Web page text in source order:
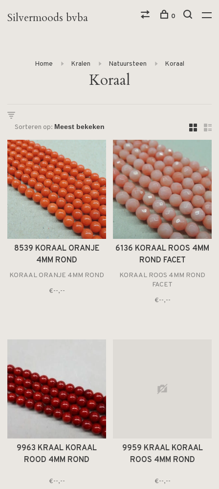
Silvermoods bvba 0
Home Kralen Natuursteen Koraal
Koraal
Sorteren op:
8539 KORAAL ORANJE
4MM ROND
KORAAL ORANJE 4MM ROND
€--,--
6136 KORAAL ROOS 4MM
ROND FACET
KORAAL ROOS 4MM ROND
FACET
€--,--
9963 KRAAL KORAAL
ROOD 4MM ROND
€--,--
9959 KRAAL KORAAL
ROOS 4MM ROND
€--,--